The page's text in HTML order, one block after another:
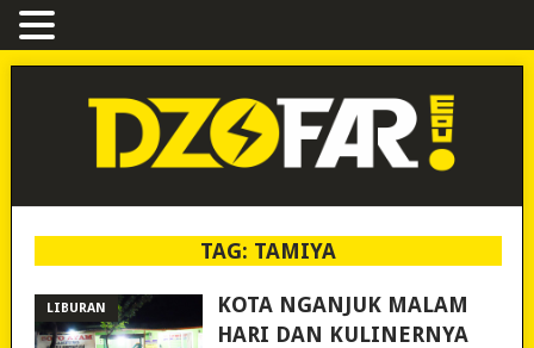
TAG: TAMIYA
LIBURAN
KOTA NGANJUK MALAM
HARI DAN KULINERNYA